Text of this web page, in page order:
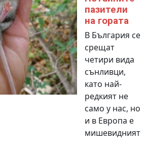
пазители
на гората
В България се
срещат
четири вида
сънливци,
като най-
редкият не
само у нас, но
и в Европа е
мишевидният